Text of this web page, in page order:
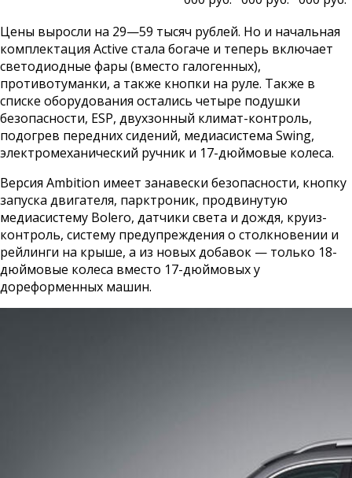
Цены выросли на 29—59 тысяч рублей. Но и начальная
комплектация Active стала богаче и теперь включает
светодиодные фары (вместо галогенных),
противотуманки, а также кнопки на руле. Также в
списке оборудования остались четыре подушки
безопасности, ESP, двухзонный климат-контроль,
подогрев передних сидений, медиасистема Swing,
электромеханический ручник и 17-дюймовые колеса.
Версия Ambition имеет занавески безопасности, кнопку
запуска двигателя, парктроник, продвинутую
медиасистему Bolero, датчики света и дождя, круиз-
контроль, систему предупреждения о столкновении и
рейлинги на крыше, а из новых добавок — только 18-
дюймовые колеса вместо 17-дюймовых у
дореформенных машин.